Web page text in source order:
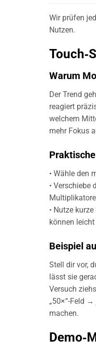
Wir prüfen
Nutzen.
Warum
Der Trend
reagiert
welchem
mehr Fokus
• Wähle den
• Verschiebe
• Nutze
können
Beispiel
Stell dir vor,
lässt sie
Versuch
„50×“-Feld
machen.